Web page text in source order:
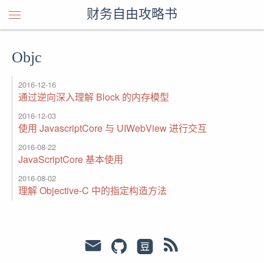
财务自由攻略书
Objc
2016-12-16
通过逆向深入理解 Block 的内存模型
2016-12-03
使用 JavascriptCore 与 UIWebView 进行交互
2016-08-22
JavaScriptCore 基本使用
2016-08-02
理解 Objective-C 中的指定构造方法